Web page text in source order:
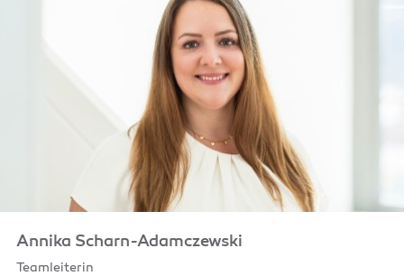
Annika Scharn-Adamczewski
Teamleiterin